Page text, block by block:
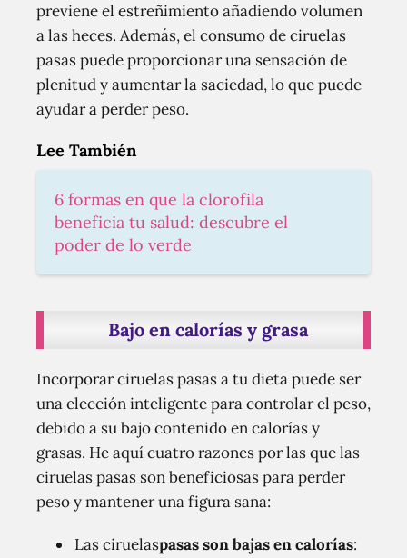
previene el estreñimiento añadiendo volumen
a las heces. Además, el consumo de ciruelas
pasas puede proporcionar una sensación de
plenitud y aumentar la saciedad, lo que puede
ayudar a perder peso.
Lee También
6 formas en que la clorofila
beneficia tu salud: descubre el
poder de lo verde
Bajo en calorías y grasa
Incorporar ciruelas pasas a tu dieta puede ser
una elección inteligente para controlar el peso,
debido a su bajo contenido en calorías y
grasas. He aquí cuatro razones por las que las
ciruelas pasas son beneficiosas para perder
peso y mantener una figura sana:
Las ciruelaspasas son bajas en calorías: